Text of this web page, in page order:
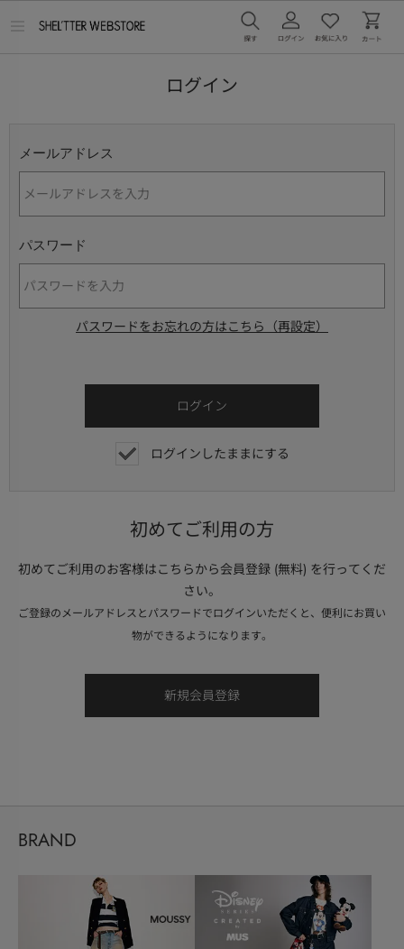
ログイン
メールアドレス
パスワード
パスワードをお忘れの方はこちら（再設定）
ログインしたままにする
初めてご利用の方
初めてご利用のお客様はこちらから会員登録 (無料) を行ってくだ
さい。
ご登録のメールアドレスとパスワードでログインいただくと、便利にお買い
物ができるようになります。
BRAND